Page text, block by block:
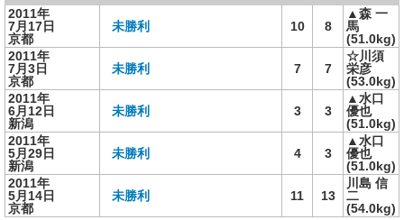
2011年
7月17日
京都
未勝利 10 8
▲森 一
馬
(51.0kg)
2011年
7月3日
京都
未勝利 7 7
☆川須
栄彦
(53.0kg)
2011年
6月12日
新潟
未勝利 3 3
▲水口
優也
(51.0kg)
2011年
5月29日
新潟
未勝利 4 3
▲水口
優也
(51.0kg)
2011年
5月14日
京都
未勝利 11 13
川島 信
二
(54.0kg)